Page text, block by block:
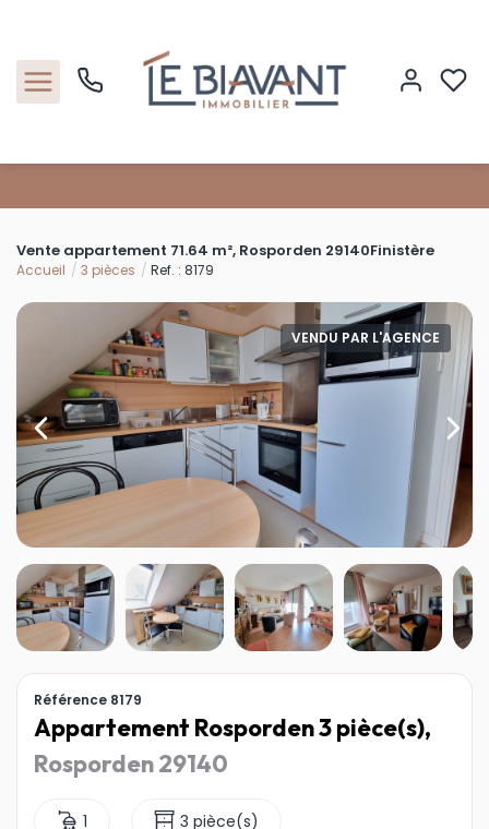
Nos biens
Estimation
Nos agences
Contact
Vente appartement 71.64 m², Rosporden 29140Finistère
Accueil 3 pièces Ref. : 8179
VENDU PAR L'AGENCE
Référence 8179
Appartement Rosporden 3 pièce(s),
Rosporden 29140
1 3 pièce(s)